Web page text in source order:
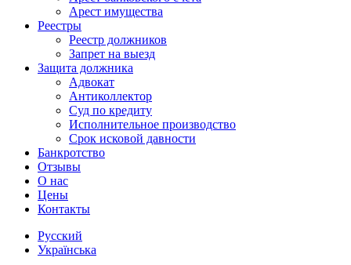
Арест имущества
Реестры
Реестр должников
Запрет на выезд
Защита должника
Адвокат
Антиколлектор
Суд по кредиту
Исполнительное производство
Срок исковой давности
Банкротство
Отзывы
О нас
Цены
Контакты
Русский
Українська